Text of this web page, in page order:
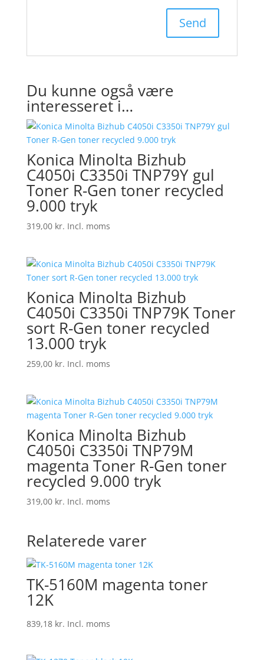
Du kunne også være
interesseret i…
Konica Minolta Bizhub
C4050i C3350i TNP79Y gul
Toner R-Gen toner recycled
9.000 tryk
319,00 kr. Incl. moms
Konica Minolta Bizhub
C4050i C3350i TNP79K Toner
sort R-Gen toner recycled
13.000 tryk
259,00 kr. Incl. moms
Konica Minolta Bizhub
C4050i C3350i TNP79M
magenta Toner R-Gen toner
recycled 9.000 tryk
319,00 kr. Incl. moms
Relaterede varer
TK-5160M magenta toner
12K
839,18 kr. Incl. moms